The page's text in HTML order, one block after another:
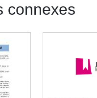
connexes